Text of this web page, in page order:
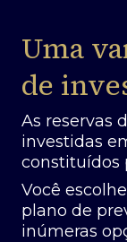
Uma
de
As reservas
investidas
constituídos
Você
plano de
inúmeras